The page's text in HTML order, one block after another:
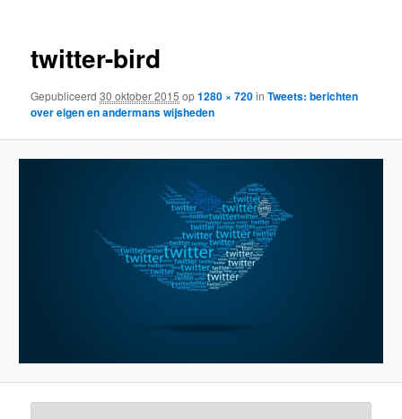
twitter-bird
Gepubliceerd30 oktober 2015 op1280 × 720inTweets: berichten
over eigen en andermans wijsheden